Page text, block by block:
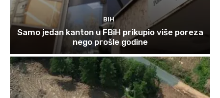
BIH
Samo jedan kanton u FBiH prikupio više poreza
nego prošle godine